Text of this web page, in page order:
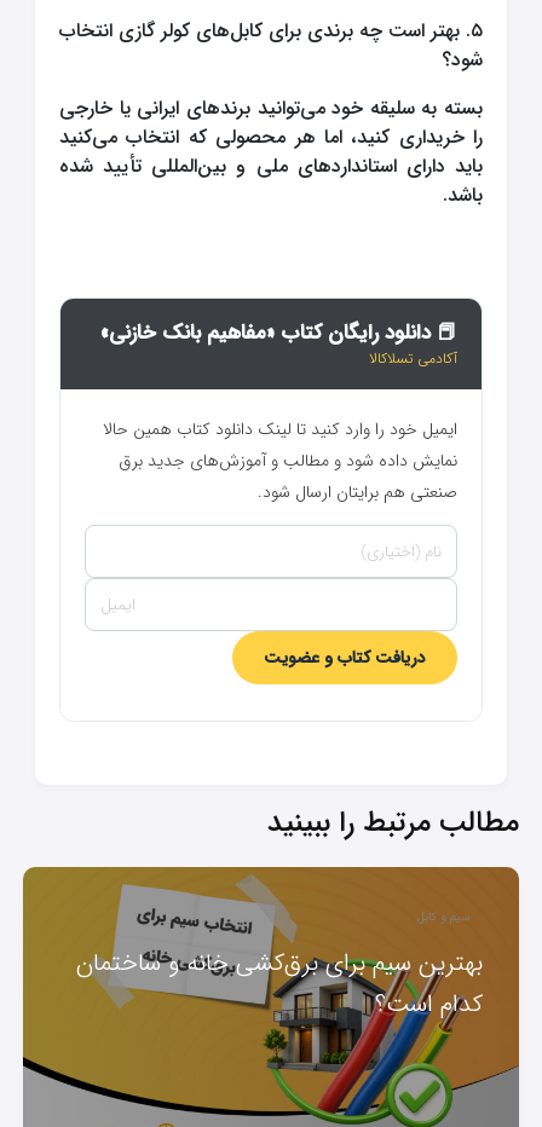
۵. بهتر است چه برندی برای کابل‌های کولر گازی انتخاب
شود؟
بسته به سلیقه خود می‌توانید برندهای ایرانی یا خارجی
را خریداری کنید، اما هر محصولی که انتخاب می‌کنید
باید دارای استانداردهای ملی و بین‌المللی تأیید شده
باشد.
📕 دانلود رایگان کتاب «مفاهیم بانک خازنی»
آکادمی تسلاکالا
ایمیل خود را وارد کنید تا لینک دانلود کتاب همین حالا
نمایش داده شود و مطالب و آموزش‌های جدید برق
صنعتی هم برایتان ارسال شود.
دریافت کتاب و عضویت
مطالب مرتبط را ببینید
سیم و کابل
بهترین سیم برای برق‌کشی خانه و ساختمان
کدام است؟